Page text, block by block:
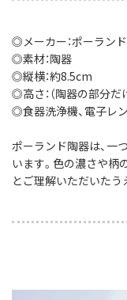
◎メーカー：ポーラン
◎素材：陶器
◎縦横：約8.5cm
◎高さ：（陶器の部分
◎食器洗浄機、電子レン
ポーランド陶器は、一
います。色の濃さや柄
とご理解いただいたう